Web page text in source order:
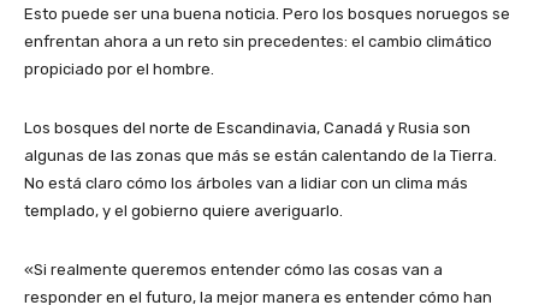
Esto puede ser una buena noticia. Pero los bosques noruegos se
enfrentan ahora a un reto sin precedentes: el cambio climático
propiciado por el hombre.
Los bosques del norte de Escandinavia, Canadá y Rusia son
algunas de las zonas que más se están calentando de la Tierra.
No está claro cómo los árboles van a lidiar con un clima más
templado, y el gobierno quiere averiguarlo.
«Si realmente queremos entender cómo las cosas van a
responder en el futuro, la mejor manera es entender cómo han